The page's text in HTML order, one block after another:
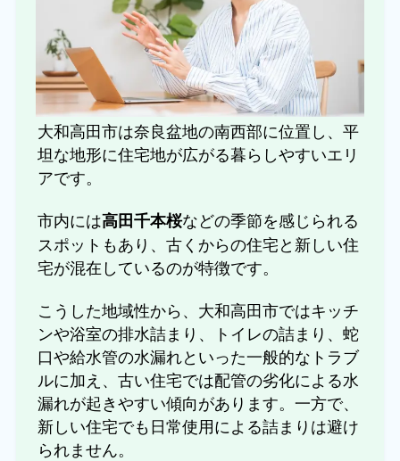
大和高田市は奈良盆地の南西部に位置し、平
坦な地形に住宅地が広がる暮らしやすいエリ
アです。
市内には高田千本桜などの季節を感じられる
スポットもあり、古くからの住宅と新しい住
宅が混在しているのが特徴です。
こうした地域性から、大和高田市ではキッチ
ンや浴室の排水詰まり、トイレの詰まり、蛇
口や給水管の水漏れといった一般的なトラブ
ルに加え、古い住宅では配管の劣化による水
漏れが起きやすい傾向があります。一方で、
新しい住宅でも日常使用による詰まりは避け
られません。